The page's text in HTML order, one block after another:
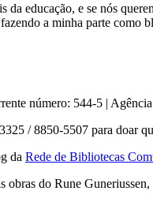
da educação, e se nós
a minha parte
número: 544-5 |
/ 8850-5507 para doar
da Rede de Bibliotecas
obras do Rune